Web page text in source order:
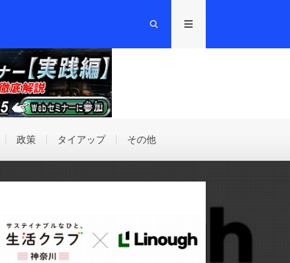
政策 タイアップ その他